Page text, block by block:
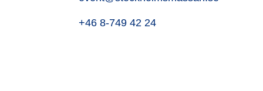
+46 8-749 42 24